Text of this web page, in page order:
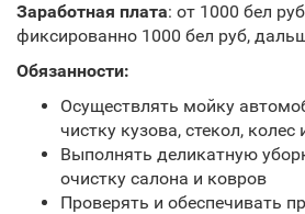
Заработная плата: от 1000 бел
фиксированно 1000 бел руб,
Обязанности:
Осуществлять мойку
чистку кузова, стекол, колес
Выполнять деликатную
очистку салона и ковров
Проверять и обеспечивать